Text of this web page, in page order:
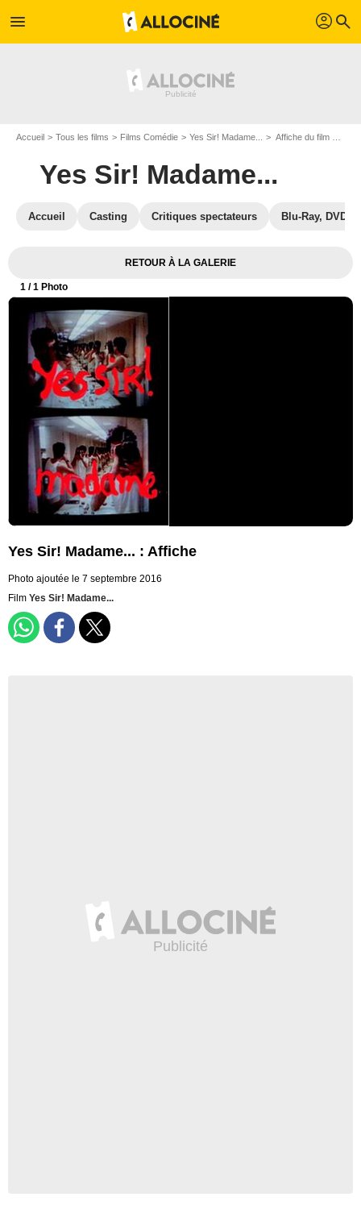
menu profil search
Accueil Tous les films Films Comédie Yes Sir! Madame... Affiche du film Yes Sir! Madame... - Photo 1
Yes Sir! Madame...
Accueil Casting Critiques spectateurs Blu-Ray, DVD
RETOUR À LA GALERIE
1 / 1 Photo
Yes Sir! Madame... : Affiche
Photo ajoutée le 7 septembre 2016
Film Yes Sir! Madame...